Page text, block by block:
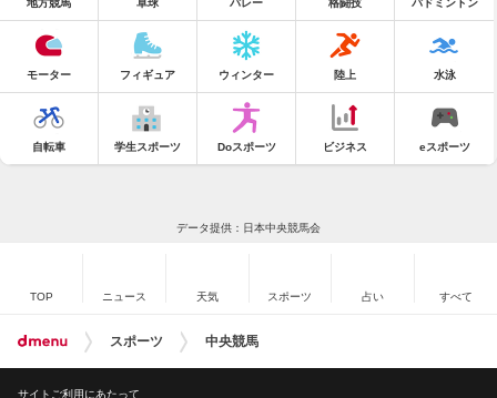
地方競馬 卓球 バレー 格闘技 バドミントン
モーター フィギュア ウィンター 陸上 水泳
自転車 学生スポーツ Doスポーツ ビジネス eスポーツ
データ提供：日本中央競馬会
TOP ニュース 天気 スポーツ 占い すべて
スポーツ 中央競馬
サイトご利用にあたって